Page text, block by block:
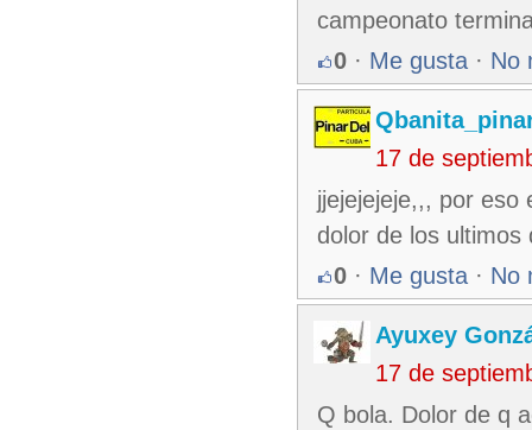
campeonato
0 · Me gusta · No
17 de
jjejejejeje,,, por eso
dolor de los ultimos
0 · Me gusta · No
Ayuxey
17 de
Q bola. Dolor de q